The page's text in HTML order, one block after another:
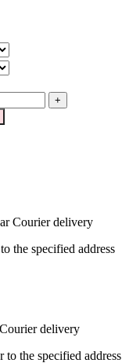
Courier delivery
the specified address
delivery
the specified address